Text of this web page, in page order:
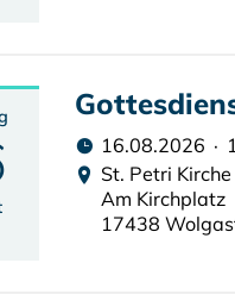
16.08.2026 ·
St. Petri
Am Kirchplatz
17438